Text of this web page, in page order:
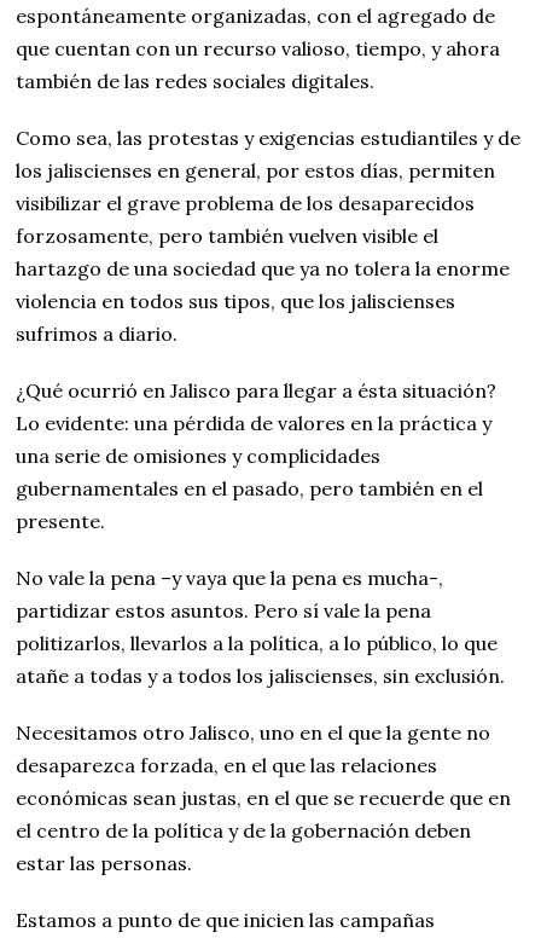
espontáneamente organizadas, con el agregado de
que cuentan con un recurso valioso, tiempo, y ahora
también de las redes sociales digitales.
Como sea, las protestas y exigencias estudiantiles y de
los jaliscienses en general, por estos días, permiten
visibilizar el grave problema de los desaparecidos
forzosamente, pero también vuelven visible el
hartazgo de una sociedad que ya no tolera la enorme
violencia en todos sus tipos, que los jaliscienses
sufrimos a diario.
¿Qué ocurrió en Jalisco para llegar a ésta situación?
Lo evidente: una pérdida de valores en la práctica y
una serie de omisiones y complicidades
gubernamentales en el pasado, pero también en el
presente.
No vale la pena –y vaya que la pena es mucha-,
partidizar estos asuntos. Pero sí vale la pena
politizarlos, llevarlos a la política, a lo público, lo que
atañe a todas y a todos los jaliscienses, sin exclusión.
Necesitamos otro Jalisco, uno en el que la gente no
desaparezca forzada, en el que las relaciones
económicas sean justas, en el que se recuerde que en
el centro de la política y de la gobernación deben
estar las personas.
Estamos a punto de que inicien las campañas